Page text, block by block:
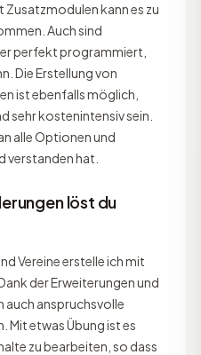
Zusatzmodulen kann es zu
Auch sind
perfekt programmiert,
Die Erstellung von
ist ebenfalls möglich,
sehr kostenintensiv sein.
alle Optionen und
verstanden hat.
löst du
Vereine erstelle ich mit
der Erweiterungen und
auch anspruchsvolle
Mit etwas Übung ist es
zu bearbeiten, so dass